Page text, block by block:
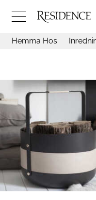
Design
Trädgård
Video
Inredning
Livsstil
Resor
Mat & Dryck
Influencers
Mer
Hemma Hos